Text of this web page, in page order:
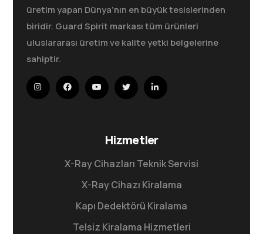
üretim yapan Dünya’nın en büyük tesislerinden
biridir. Guard Spirit markası tüm ürünleri
uluslararası üretim ve kalite yetki belgelerine
sahiptir.
Hizmetler
X-Ray Cihazları Teknik Servisi
X-Ray Cihazı Kiralama
Kapı Dedektörü Kiralama
Telsiz Kiralama Hizmetleri